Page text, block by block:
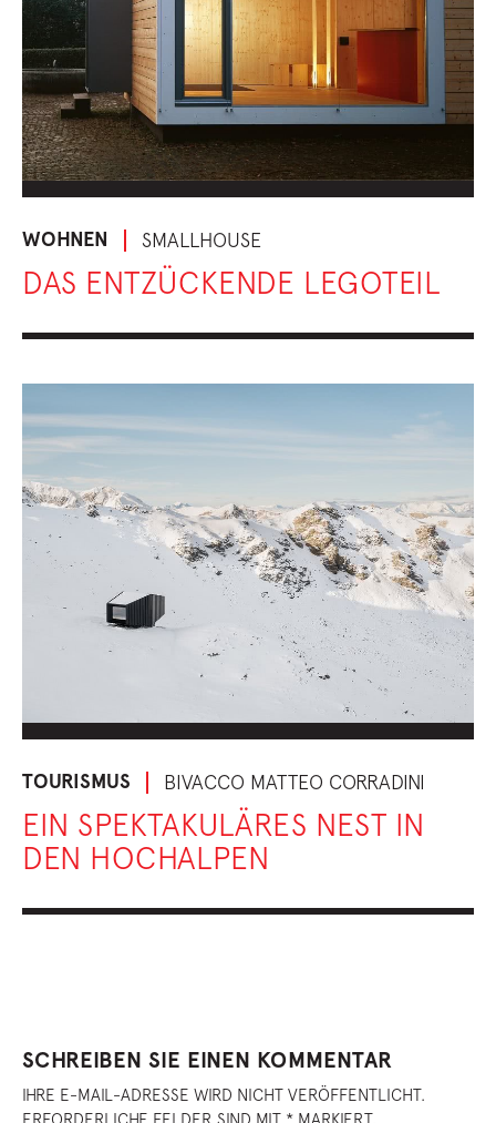
WOHNEN SMALLHOUSE
DAS ENTZÜCKENDE LEGOTEIL
TOURISMUS BIVACCO MATTEO CORRADINI
EIN SPEKTAKULÄRES NEST IN
DEN HOCHALPEN
SCHREIBEN SIE EINEN KOMMENTAR
IHRE E-MAIL-ADRESSE WIRD NICHT VERÖFFENTLICHT.
ERFORDERLICHE FELDER SIND MIT * MARKIERT.